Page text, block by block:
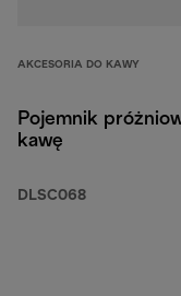
AKCESORIA DO KAWY
Pojemnik
kawę
DLSC068